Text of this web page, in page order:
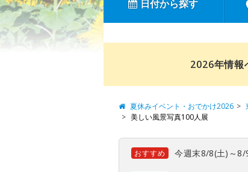
日付から探す
2026年情報
夏休みイベント・おでかけ2026
美しい風景写真100人展
おすすめ 今週末8/8(土)～8/